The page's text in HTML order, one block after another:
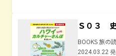
Ｓ０３
BOOKS 旅の
2024.03.22